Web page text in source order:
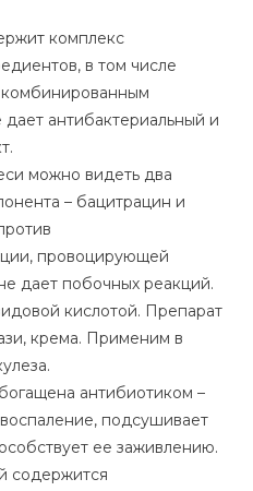
комплекс
в том числе
антибактериальный и
можно видеть два
– бацитрацин и
провоцирующей
дает побочных реакций.
кислотой. Препарат
крема. Применим в
антибиотиком –
подсушивает
ее заживлению.
содержится